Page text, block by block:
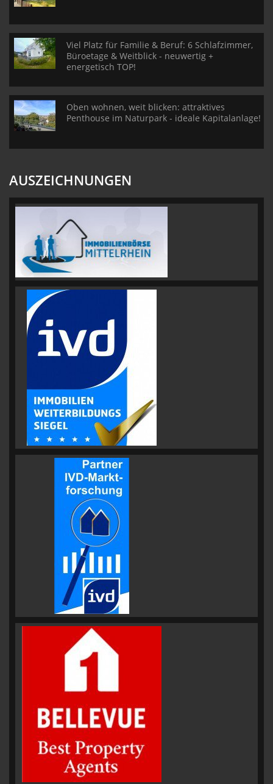
Viel Platz für Familie & Beruf: 6 Schlafzimmer,
Büroetage & Weitblick - neuwertig +
energetisch TOP!
Oben wohnen, weit blicken: attraktives
Penthouse im Naturpark - ideale Kapitalanlage!
AUSZEICHNUNGEN